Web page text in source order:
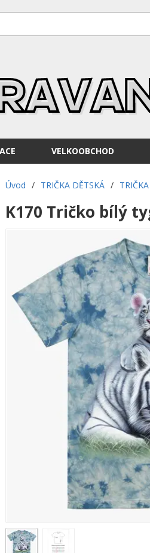
VELKOOBCHOD
Úvod / TRIČKA DĚTSKÁ /
K170 Tričko bílý